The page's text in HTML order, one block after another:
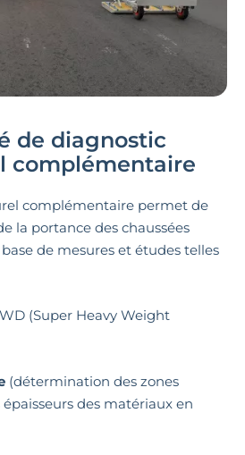
de diagnostic
complémentaire
complémentaire permet de
la portance des chaussées
de mesures et études telles
(Super Heavy Weight
(détermination des zones
des matériaux en